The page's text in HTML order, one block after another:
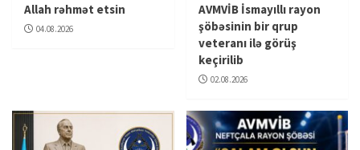
Allah rəhmət etsin
04.08.2026
AVMVİB İsmayıllı rayon
şöbəsinin bir qrup
veteranı ilə görüş
keçirilib
02.08.2026